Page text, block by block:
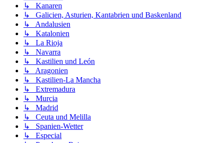
↳ Kanaren
↳ Galicien, Asturien, Kantabrien und Baskenland
↳ Andalusien
↳ Katalonien
↳ La Rioja
↳ Navarra
↳ Kastilien und León
↳ Aragonien
↳ Kastilien-La Mancha
↳ Extremadura
↳ Murcia
↳ Madrid
↳ Ceuta und Melilla
↳ Spanien-Wetter
↳ Especial